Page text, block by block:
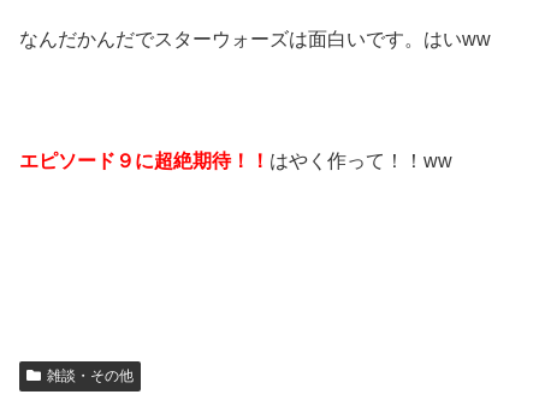
なんだかんだでスターウォーズは面白いです。はいww
エピソード９に超絶期待！！ はやく作って！！ww
雑談・その他